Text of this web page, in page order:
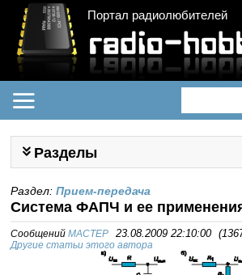
Портал радиолюбителей
Разделы
Раздел:Прием-передача
Система ФАПЧ и ее
СообщенийMACTEP 23.08.2009 22:10:00 (
Другие статьи этого автора